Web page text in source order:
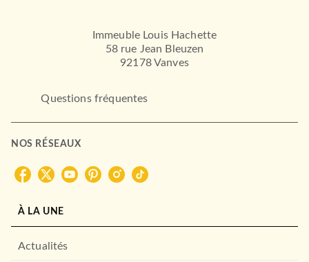
Immeuble Louis Hachette
58 rue Jean Bleuzen
92178 Vanves
Questions fréquentes
NOS RÉSEAUX
À LA UNE
Actualités